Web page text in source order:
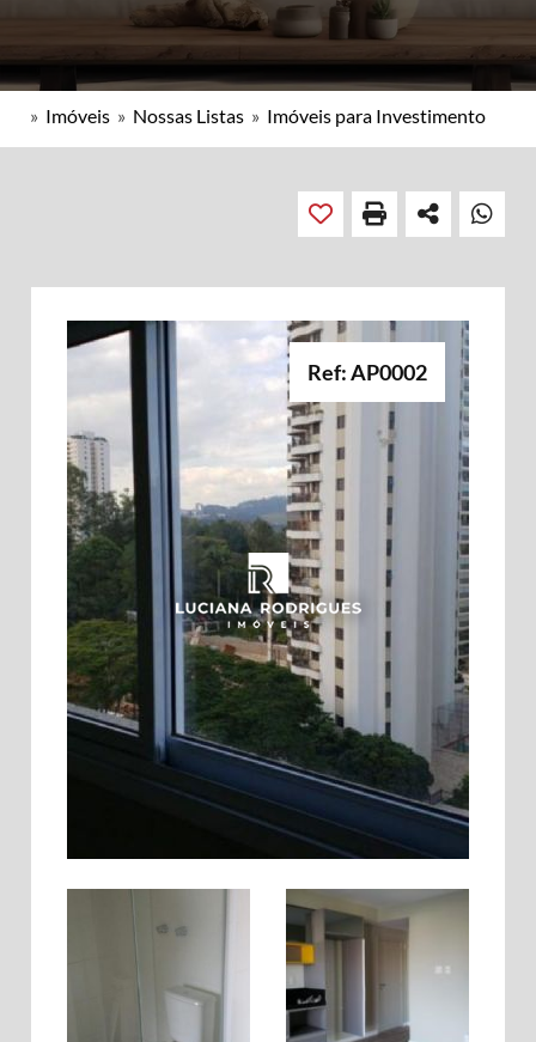
» Imóveis » Nossas Listas » Imóveis para Investimento
Ref: AP0002